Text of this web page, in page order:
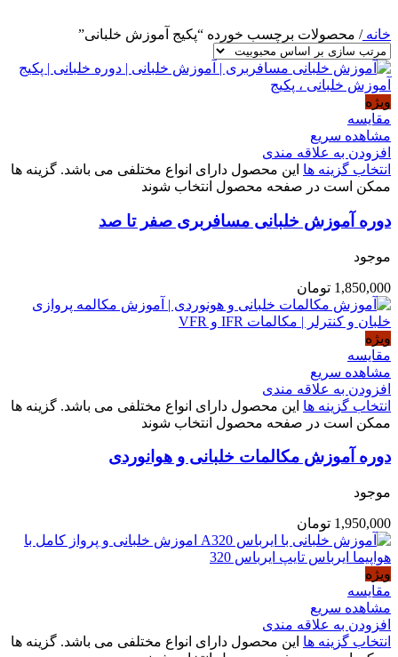
خانه/ محصولات برچسب خورده “پکیج آموزش خلبانی”
ویژه
مقایسه
مشاهده سریع
افزودن به علاقه مندی
انتخاب گزینه ها این محصول دارای انواع مختلفی می باشد. گزینه ها
ممکن است در صفحه محصول انتخاب شوند
دوره آموزش خلبانی مسافربری صفر تا صد
موجود
1,850,000 تومان
ویژه
مقایسه
مشاهده سریع
افزودن به علاقه مندی
انتخاب گزینه ها این محصول دارای انواع مختلفی می باشد. گزینه ها
ممکن است در صفحه محصول انتخاب شوند
دوره آموزش مکالمات خلبانی و هوانوردی
موجود
1,950,000 تومان
ویژه
مقایسه
مشاهده سریع
افزودن به علاقه مندی
انتخاب گزینه ها این محصول دارای انواع مختلفی می باشد. گزینه ها